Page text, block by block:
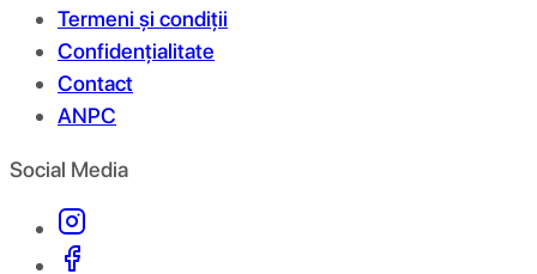
Termeni și condiții
Confidențialitate
Contact
ANPC
Social Media